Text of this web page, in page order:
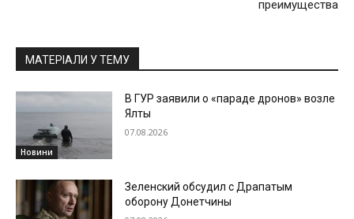
преимущества
МАТЕРІАЛИ У ТЕМУ
Новини
В ГУР заявили о «параде дронов» возле
Ялты
07.08.2026
Зеленский обсудил с Драпатым
оборону Донетчины